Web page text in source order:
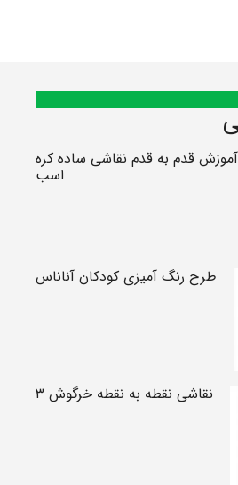
آموزش قدم به قدم نقاشی ساده کره
اسب
طرح رنگ آمیزی کودکان آناناس
نقاشی نقطه به نقطه خرگوش ۳